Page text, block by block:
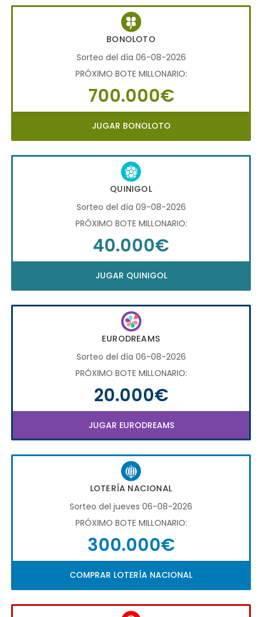
BONOLOTO
Sorteo del día 06-08-2026
PRÓXIMO BOTE MILLONARIO:
700.000€
JUGAR BONOLOTO
QUINIGOL
Sorteo del día 09-08-2026
PRÓXIMO BOTE MILLONARIO:
40.000€
JUGAR QUINIGOL
EURODREAMS
Sorteo del día 06-08-2026
PRÓXIMO BOTE MILLONARIO:
20.000€
JUGAR EURODREAMS
LOTERÍA NACIONAL
Sorteo del jueves 06-08-2026
PRÓXIMO BOTE MILLONARIO:
300.000€
COMPRAR LOTERÍA NACIONAL